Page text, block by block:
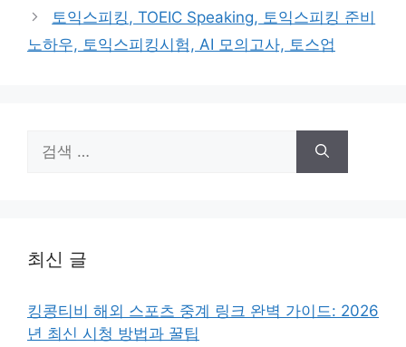
토익스피킹, TOEIC Speaking, 토익스피킹 준비
노하우, 토익스피킹시험, AI 모의고사, 토스업
색:
최신 글
킹콩티비 해외 스포츠 중계 링크 완벽 가이드: 2026
년 최신 시청 방법과 꿀팁